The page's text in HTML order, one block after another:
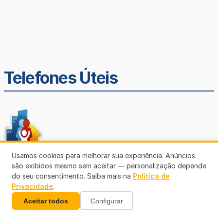
Telefones Úteis
SEMUSA
(69)3901-3176
Usamos cookies para melhorar sua experiência. Anúncios
são exibidos mesmo sem aceitar — personalização depende
do seu consentimento. Saiba mais na Política de
Privacidade.
Aceitar todos Configurar